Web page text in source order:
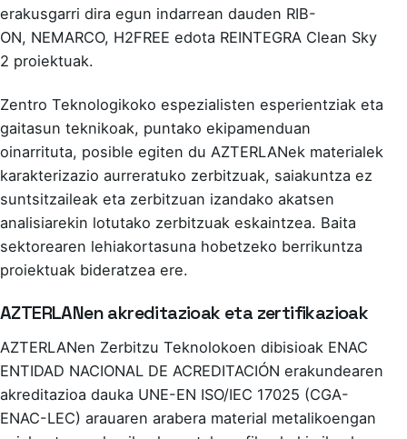
erakusgarri dira egun indarrean dauden RIB-
ON, NEMARCO, H2FREE edota REINTEGRA Clean Sky
2 proiektuak.
Zentro Teknologikoko espezialisten esperientziak eta
gaitasun teknikoak, puntako ekipamenduan
oinarrituta, posible egiten du AZTERLANek materialek
karakterizazio aurreratuko zerbitzuak, saiakuntza ez
suntsitzaileak eta zerbitzuan izandako akatsen
analisiarekin lotutako zerbitzuak eskaintzea. Baita
sektorearen lehiakortasuna hobetzeko berrikuntza
proiektuak bideratzea ere.
AZTERLANen akreditazioak eta zertifikazioak
AZTERLANen Zerbitzu Teknolokoen dibisioak ENAC
ENTIDAD NACIONAL DE ACREDITACIÓN erakundearen
akreditazioa dauka UNE-EN ISO/IEC 17025 (CGA-
ENAC-LEC) arauaren arabera material metalikoengan